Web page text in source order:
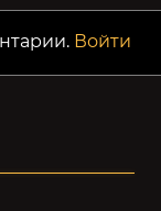
Войти